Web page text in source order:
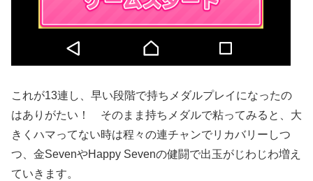
これが13連し、早い段階で持ちメダルプレイになったの
はありがたい！ そのまま持ちメダルで粘ってみると、大
きくハマってない時は程々の連チャンでリカバリーしつ
つ、金SevenやHappy Sevenの健闘で出玉がじわじわ増え
ていきます。